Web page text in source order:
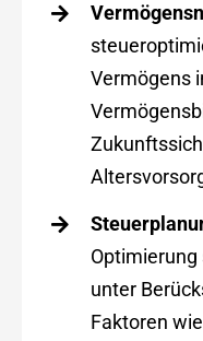
Vermögens
unter
Faktoren